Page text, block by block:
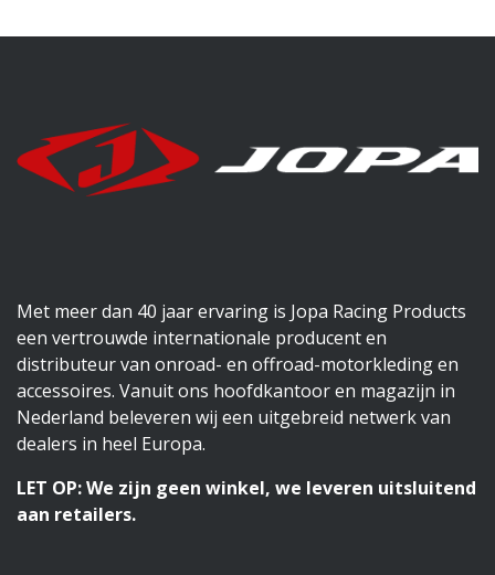
Met meer dan 40 jaar ervaring is Jopa Racing Products
een vertrouwde internationale producent en
distributeur van onroad- en offroad-motorkleding en
accessoires. Vanuit ons hoofdkantoor en magazijn in
Nederland beleveren wij een uitgebreid netwerk van
dealers in heel Europa.
LET OP: We zijn geen winkel, we leveren uitsluitend
aan retailers.